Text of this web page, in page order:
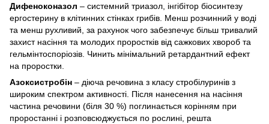
Дифеноконазол – системний триазол, інгібітор біосинтезу
ергостерину в клітинних стінках грибів. Менш розчинний у воді
та менш рухливий, за рахунок чого забезпечує більш тривалий
захист насіння та молодих проростків від сажкових хвороб та
гельмінтоспоріозів. Чинить мінімальний ретардантний ефект
на проростки.
Азоксистробін – діюча речовина з класу стробілуринів з
широким спектром активності. Після нанесення на насіння
частина речовини (біля 30 %) поглинається корінням при
проростанні і розповсюджується по рослині, решта